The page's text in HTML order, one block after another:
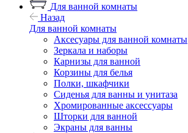
Для ванной комнаты
Назад
Для ванной комнаты
Аксесуары для ванной комнаты
Зеркала и наборы
Карнизы для ванной
Корзины для белья
Полки, шкафчики
Сиденья для ванны и унитаза
Хромированные аксессуары
Шторки для ванной
Экраны для ванны